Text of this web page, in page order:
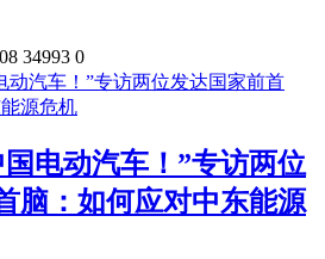
34993 0
电动汽车！”专访两位
脑：如何应对中东能源